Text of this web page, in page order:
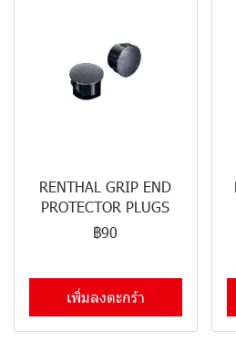
RENTHAL GRIP END
PROTECTOR PLUGS
฿90
เพิ่มลงตะกร้า